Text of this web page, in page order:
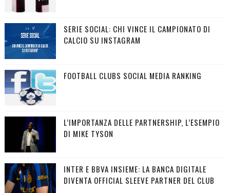
SERIE SOCIAL: CHI VINCE IL CAMPIONATO DI
CALCIO SU INSTAGRAM
FOOTBALL CLUBS SOCIAL MEDIA RANKING
L’IMPORTANZA DELLE PARTNERSHIP, L’ESEMPIO
DI MIKE TYSON
INTER E BBVA INSIEME: LA BANCA DIGITALE
DIVENTA OFFICIAL SLEEVE PARTNER DEL CLUB